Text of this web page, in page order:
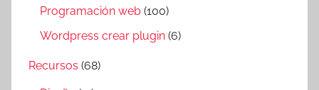
Programación web (100)
Wordpress crear plugin (6)
Recursos (68)